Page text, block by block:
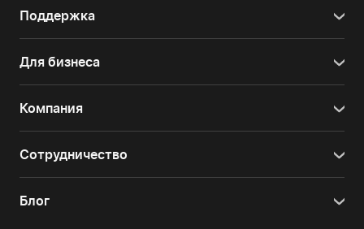
Поддержка
Для бизнеса
Компания
Сотрудничество
Блог